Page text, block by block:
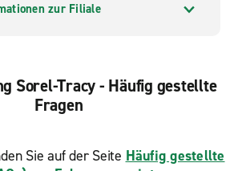
zur Filiale
Sorel-Tracy - Häufig gestellte
Fragen
Sie auf der Seite Häufig gestellte